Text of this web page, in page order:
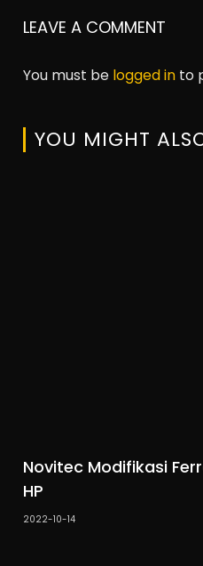
LEAVE A COMMENT
You must be logged in to
YOU MIGHT
Novitec Modifikasi
HP
2022-10-14